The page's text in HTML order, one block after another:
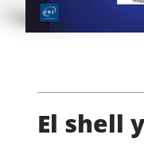
El shell